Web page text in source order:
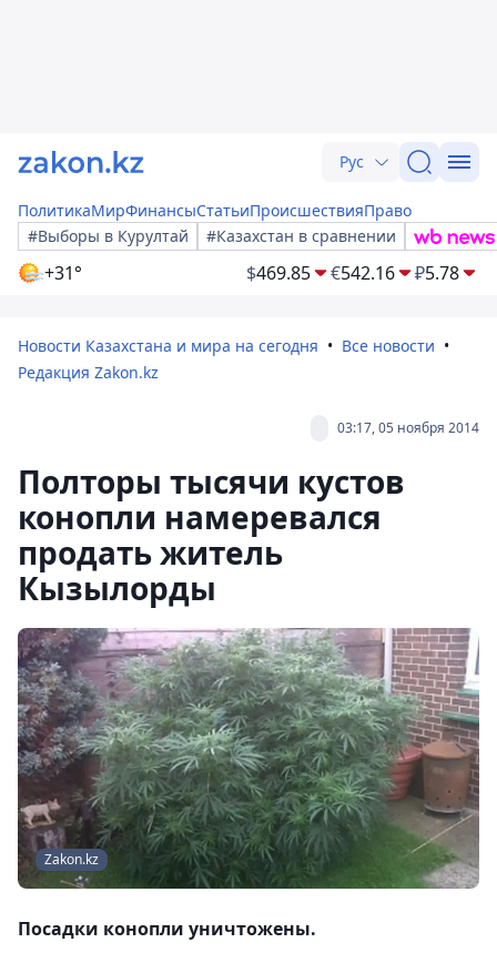
Рус
ПолитикаМирФинансыСтатьиПроисшествияПраво
#Выборы в Курултай
#Казахстан в сравнении
+31° $469.85 €542.16 ₽5.78
Новости Казахстана и мира на сегодня
Все новости
Редакция Zakon.kz
03:17, 05 ноября 2014
Полторы тысячи кустов
конопли намеревался
продать житель
Кызылорды
Zakon.kz
Посадки конопли уничтожены.